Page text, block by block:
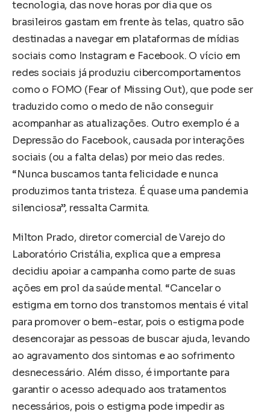
tecnologia, das nove horas por dia que os
brasileiros gastam em frente às telas, quatro são
destinadas a navegar em plataformas de mídias
sociais como Instagram e Facebook. O vício em
redes sociais já produziu cibercomportamentos
como o FOMO (Fear of Missing Out), que pode ser
traduzido como o medo de não conseguir
acompanhar as atualizações. Outro exemplo é a
Depressão do Facebook, causada por interações
sociais (ou a falta delas) por meio das redes.
“Nunca buscamos tanta felicidade e nunca
produzimos tanta tristeza. É quase uma pandemia
silenciosa”, ressalta Carmita.
Milton Prado, diretor comercial de Varejo do
Laboratório Cristália, explica que a empresa
decidiu apoiar a campanha como parte de suas
ações em prol da saúde mental. “Cancelar o
estigma em torno dos transtornos mentais é vital
para promover o bem-estar, pois o estigma pode
desencorajar as pessoas de buscar ajuda, levando
ao agravamento dos sintomas e ao sofrimento
desnecessário. Além disso, é importante para
garantir o acesso adequado aos tratamentos
necessários, pois o estigma pode impedir as